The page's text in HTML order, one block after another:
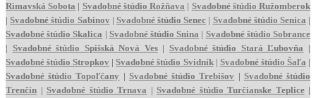
Rimavská Sobota | Svadobné štúdio Rožňava | Svadobné štúdio Ružomberok
|Svadobné štúdio Sabinov| Svadobné štúdio Senec | Svadobné štúdio Senica |
Svadobné štúdio Skalica | Svadobné štúdio Snina | Svadobné štúdio Sobrance
| Svadobné štúdio Spišská Nová Ves| Svadobné štúdio Stará Ľubovňa |
Svadobné štúdio Stropkov |Svadobné štúdio Svidník| Svadobné štúdio Šaľa |
Svadobné štúdio Topoľčany | Svadobné štúdio Trebišov | Svadobné štúdio
Trenčín | Svadobné štúdio Trnava | Svadobné štúdio Turčianske Teplice|